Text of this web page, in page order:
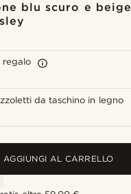
blu scuro e beige
regalo
da taschino in legno
AGGIUNGI AL CARRELLO